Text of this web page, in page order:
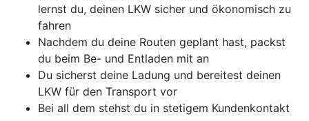
lernst du, deinen LKW sicher und ökonomisch zu
fahren
Nachdem du deine Routen geplant hast, packst
du beim Be- und Entladen mit an
Du sicherst deine Ladung und bereitest deinen
LKW für den Transport vor
Bei all dem stehst du in stetigem Kundenkontakt